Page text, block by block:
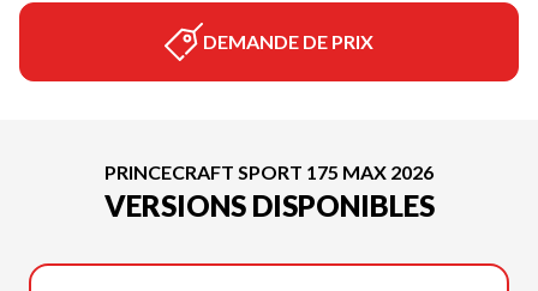
DEMANDE DE PRIX
PRINCECRAFT SPORT 175 MAX 2026
VERSIONS DISPONIBLES